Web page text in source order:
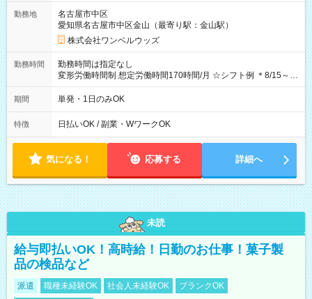
期間なし
勤務地
名古屋市中区
愛知県名古屋市中区金山（最寄り駅：金山駅）
株式会社ワンベルウッズ
勤務時間
勤務時間は指定なし
変形労働時間制 想定労働時間170時間/月 ☆シフト例 ＊8/15～
10/26 全日共通 08：00～12：00 17：00～21：00 ＊8/31
～9/19のみ下記シフトもあります！ 12：00～16：00 ＊9/6～
00
期間 単発・1日のみOK
特徴 日払いOK / 副業・WワークOK
気になる！ 応募する 詳細へ
未読
給与即払いOK！高時給！日勤のお仕事！菓子製
品の検品など
派遣 職種未経験OK 社会人未経験OK
ブランクOK